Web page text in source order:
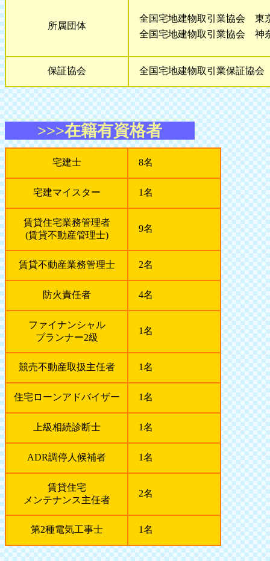
所属団体
全国宅地建物取引業協会 東
全国宅地建物取引業協会 神
保証協会 全国宅地建物取引業保証協会
>>>在籍有資格者
宅建士 8名
宅建マイスター 1名
賃貸住宅業務管理者
(賃貸不動産管理士)
9名
賃貸不動産業務管理士 2名
防火責任者 4名
ファイナンシャル
プランナー2級
1名
競売不動産取扱主任者 1名
住宅ローンアドバイザー 1名
上級相続診断士 1名
ADR調停人候補者 1名
賃貸住宅
メンテナンス主任者
2名
第2種電気工事士 1名